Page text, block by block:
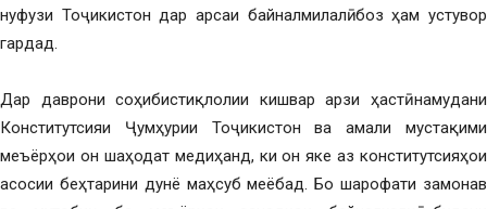
нуфузи Тоҷикистон дар арсаи байналмилалӣ боз ҳам устувор
гардад.
Дар даврони соҳибистиқлолии кишвар арзи ҳастӣ намудани
Конститутсияи Ҷумҳурии Тоҷикистон ва амали мустақими
меъёрҳои он шаҳодат медиҳанд, ки он яке аз конститутсияҳои
асосии беҳтарини дунё маҳсуб меёбад. Бо шарофати замонавӣ